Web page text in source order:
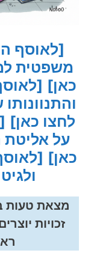
[לאוסף
משפטית
כאן]
לחצו כאן]
על אליטת
כאן]
מצאת טעות
זכויות